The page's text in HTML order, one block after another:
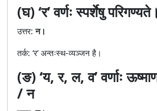
(घ) ‘र’ वर्णः स्पर्शेषु
उत्तर:न।
तर्क: ‘र’ अन्तःस्थ-व्यञ्जन है।
(ङ) ‘य, र, ल, व’ वर्णाः
/ न